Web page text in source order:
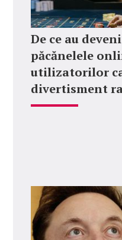
De ce au
păcănelele
utilizatorilor
divertisment